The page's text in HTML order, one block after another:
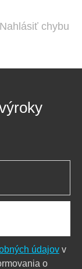
Nahlásiť chybu
údajov v
o